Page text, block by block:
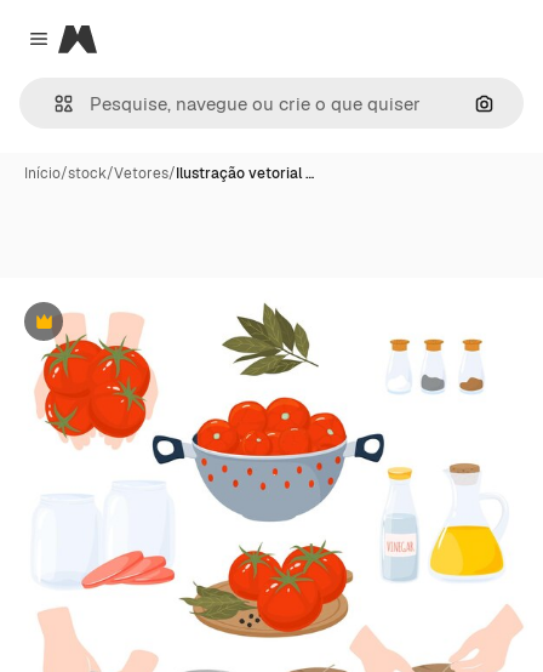
Close menu
Magnific
Início/stock/Vetores/Ilustração vetorial …
Premium